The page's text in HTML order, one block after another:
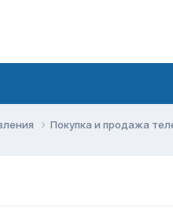
Покупка и продажа